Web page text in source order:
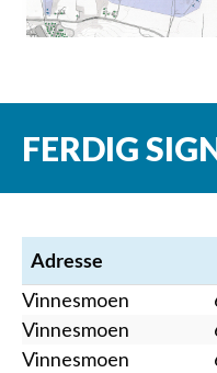
FERDIG
Adresse
Vinnesmoen
Vinnesmoen
Vinnesmoen